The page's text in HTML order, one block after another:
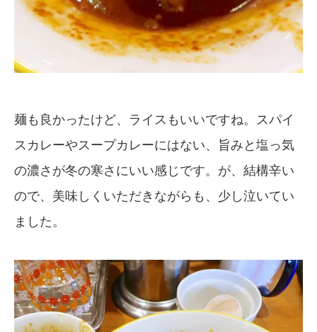
麺も良かったけど、ライスもいいですね。スパイ
スカレーやスープカレーにはない、旨みと塩っ気
の濃さが冬の寒さにいい感じです。が、結構辛い
ので、美味しくいただきながらも、少し泣いてい
ました。